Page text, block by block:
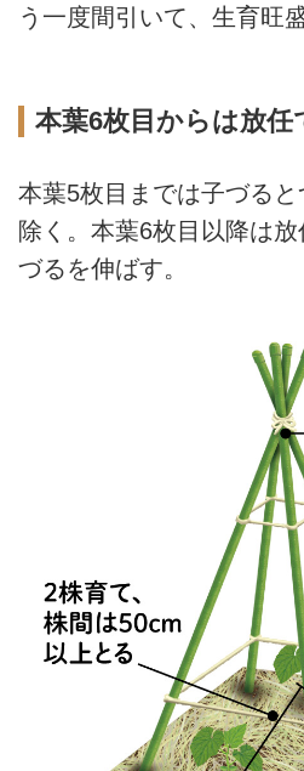
う一度間引いて、生育旺
本葉6枚目からは放任
本葉5枚目までは子づる
除く。本葉6枚目以降は
づるを伸ばす。